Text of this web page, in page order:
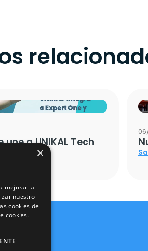
une a UNIKAL Tech
×
mejorar la
nuestro
cookies de
cookies.